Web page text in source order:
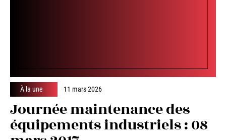
À la une 11 mars 2026
Journée maintenance des
équipements industriels : 08